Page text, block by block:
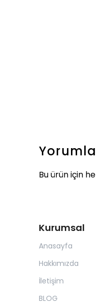
Bu ürün için
Kurumsal
Anasayfa
Hakkımızda
İletişim
BLOG